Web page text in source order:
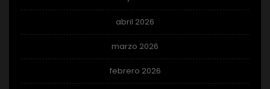
abril 2026
marzo 2026
febrero 2026